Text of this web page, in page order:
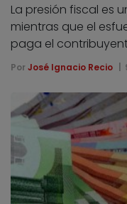
La presión fiscal es
mientras que el
paga el
Por José Ignacio Recio